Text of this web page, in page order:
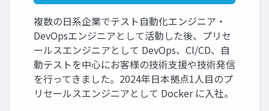
複数の日系企業でテスト自動化エンジニア・
DevOpsエンジニアとして活動した後、プリセ
ールスエンジニアとして DevOps、CI/CD、自
動テストを中心にお客様の技術支援や技術発信
を行ってきました。2024年日本拠点1人目のプ
リセールスエンジニアとして Docker に入社。